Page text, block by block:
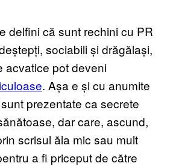
delfini că sunt rechini cu PR
sociabili și drăgălași,
acvatice pot deveni
. Așa e și cu anumite
prezentate ca secrete
dar care, ascund,
scrisul ăla mic sau mult
a fi priceput de către